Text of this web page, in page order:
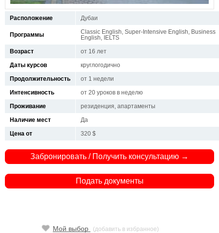
Расположение Дубаи
Программы
Classic English, Super-Intensive English, Business
English, IELTS
Возраст
от 16 лет
Даты курсов
круглогодично
Продолжительность
от 1 недели
Интенсивность
от 20 уроков в неделю
Проживание
резиденция, апартаменты
Наличие мест
Да
Цена от
320 $
Забронировать / Получить консультацию →
Подать документы
Мой выбор (добавить в избранное)